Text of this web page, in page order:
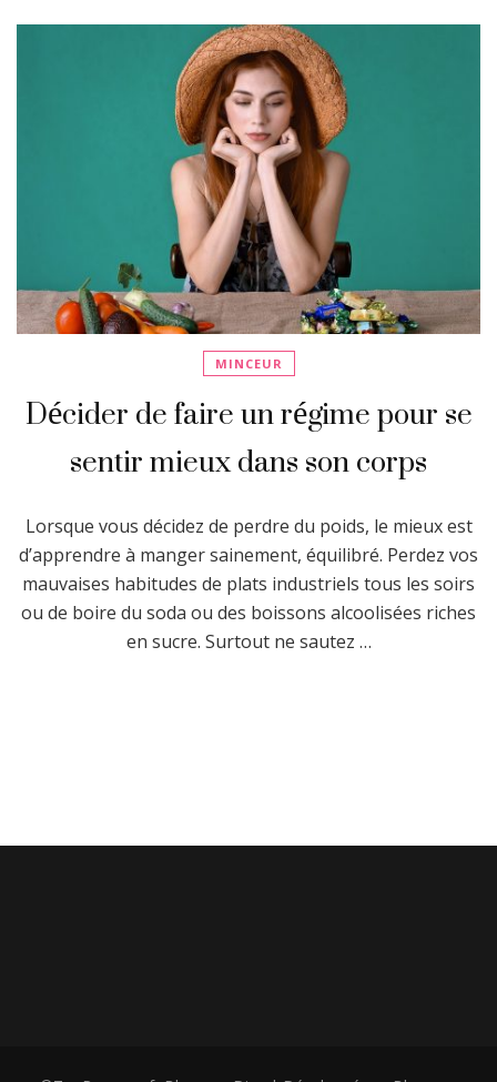
MINCEUR
Décider de faire un régime pour se
sentir mieux dans son corps
Lorsque vous décidez de perdre du poids, le mieux est
d’apprendre à manger sainement, équilibré. Perdez vos
mauvaises habitudes de plats industriels tous les soirs
ou de boire du soda ou des boissons alcoolisées riches
en sucre. Surtout ne sautez …